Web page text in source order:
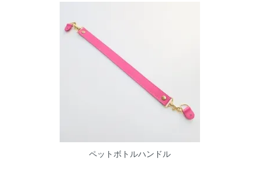
ペットボトルハンドル